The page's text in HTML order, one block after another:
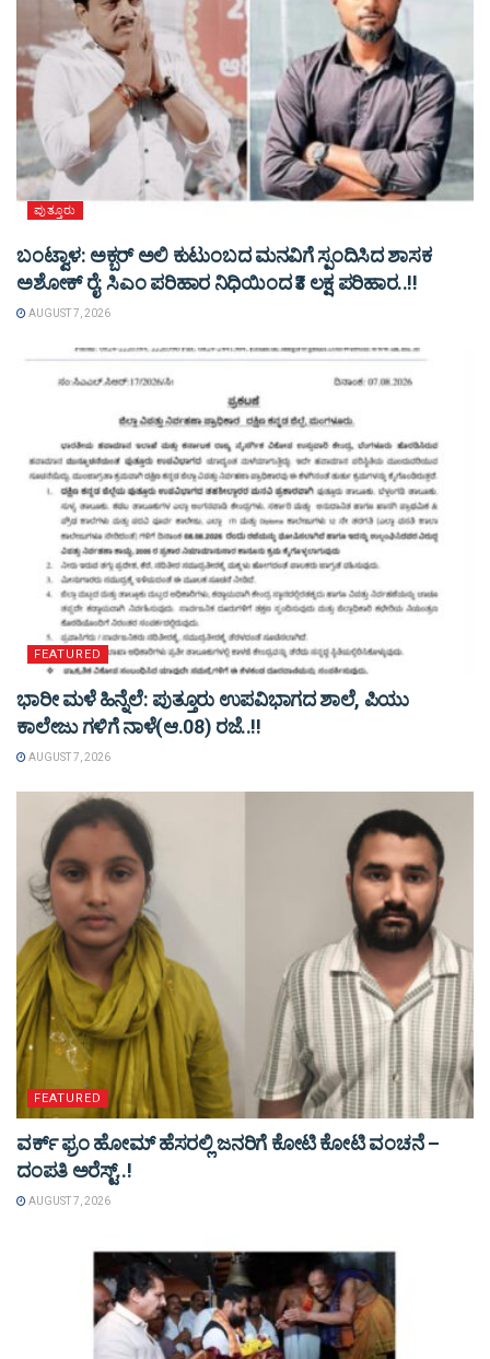
ಪುತ್ತೂರು
ಬಂಟ್ವಾಳ: ಅಕ್ಬರ್ ಅಲಿ ಕುಟುಂಬದ ಮನವಿಗೆ ಸ್ಪಂದಿಸಿದ ಶಾಸಕ
ಅಶೋಕ್ ರೈ: ಸಿಎಂ ಪರಿಹಾರ ನಿಧಿಯಿಂದ ₹3 ಲಕ್ಷ ಪರಿಹಾರ..!!
AUGUST 7, 2026
FEATURED
ಭಾರೀ ಮಳೆ ಹಿನ್ನೆಲೆ: ಪುತ್ತೂರು ಉಪವಿಭಾಗದ ಶಾಲೆ, ಪಿಯು
ಕಾಲೇಜು ಗಳಿಗೆ ನಾಳೆ(ಆ.08) ರಜೆ..!!
AUGUST 7, 2026
FEATURED
ವರ್ಕ್ ಫ್ರಂ ಹೋಮ್ ಹೆಸರಲ್ಲಿ ಜನರಿಗೆ ಕೋಟಿ ಕೋಟಿ ವಂಚನೆ –
ದಂಪತಿ ಅರೆಸ್ಟ್..!
AUGUST 7, 2026